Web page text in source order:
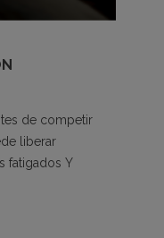
de competir
liberar
fatigados Y